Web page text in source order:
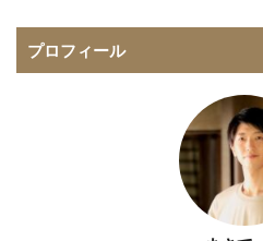
プロフィール